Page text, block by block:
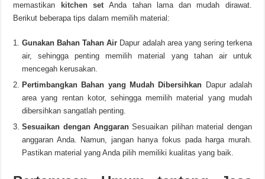
memastikan
kitchen setAnda tahan lama dan mudah dirawat.
Berikut beberapa tips dalam memilih material:
Gunakan Bahan Tahan Air Dapur adalah area yang sering terkena
air, sehingga penting memilih material yang tahan air untuk
mencegah kerusakan.
Pertimbangkan Bahan yang Mudah Dibersihkan Dapur adalah
area yang rentan kotor, sehingga memilih material yang mudah
dibersihkan sangatlah penting.
Sesuaikan dengan Anggaran Sesuaikan pilihan material dengan
anggaran Anda. Namun, jangan hanya fokus pada harga murah.
Pastikan material yang Anda pilih memiliki kualitas yang baik.